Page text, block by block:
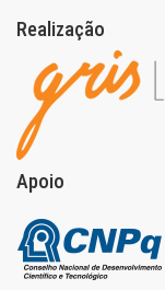
Realização
Apoio